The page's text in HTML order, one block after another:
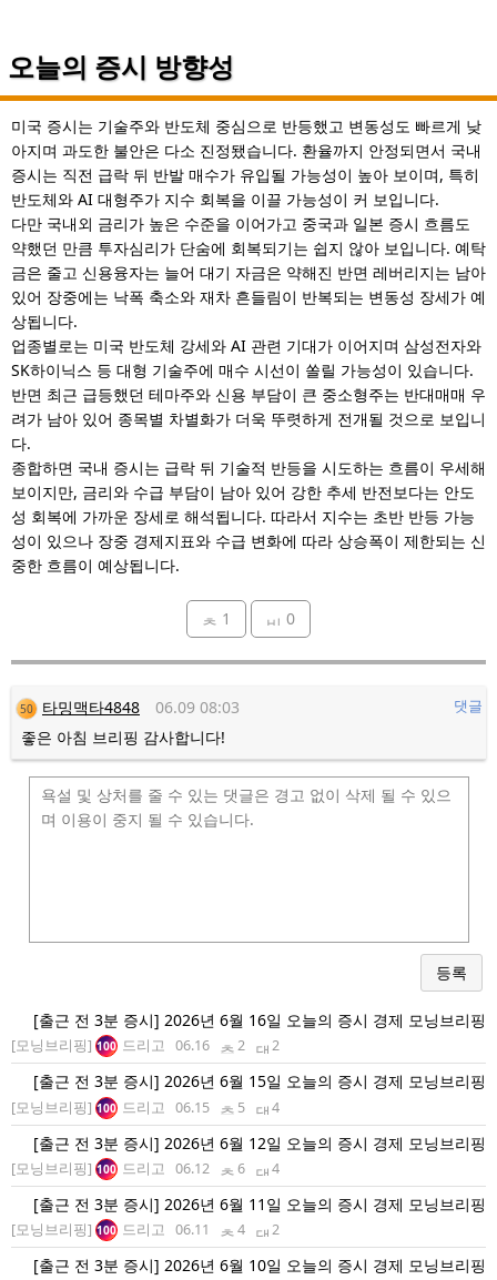
오늘의 증시 방향성
미국 증시는 기술주와 반도체 중심으로 반등했고 변동성도 빠르게 낮
아지며 과도한 불안은 다소 진정됐습니다. 환율까지 안정되면서 국내
증시는 직전 급락 뒤 반발 매수가 유입될 가능성이 높아 보이며, 특히
반도체와 AI 대형주가 지수 회복을 이끌 가능성이 커 보입니다.
다만 국내외 금리가 높은 수준을 이어가고 중국과 일본 증시 흐름도
약했던 만큼 투자심리가 단숨에 회복되기는 쉽지 않아 보입니다. 예탁
금은 줄고 신용융자는 늘어 대기 자금은 약해진 반면 레버리지는 남아
있어 장중에는 낙폭 축소와 재차 흔들림이 반복되는 변동성 장세가 예
상됩니다.
업종별로는 미국 반도체 강세와 AI 관련 기대가 이어지며 삼성전자와
SK하이닉스 등 대형 기술주에 매수 시선이 쏠릴 가능성이 있습니다.
반면 최근 급등했던 테마주와 신용 부담이 큰 중소형주는 반대매매 우
려가 남아 있어 종목별 차별화가 더욱 뚜렷하게 전개될 것으로 보입니
다.
종합하면 국내 증시는 급락 뒤 기술적 반등을 시도하는 흐름이 우세해
보이지만, 금리와 수급 부담이 남아 있어 강한 추세 반전보다는 안도
성 회복에 가까운 장세로 해석됩니다. 따라서 지수는 초반 반등 가능
성이 있으나 장중 경제지표와 수급 변화에 따라 상승폭이 제한되는 신
중한 흐름이 예상됩니다.
1 0
50 타밍맥타4848 06.09 08:03 댓글
좋은 아침 브리핑 감사합니다!
등록
[출근 전 3분 증시] 2026년 6월 16일 오늘의 증시 경제 모닝브리핑
[모닝브리핑] 100 드리고 06.16 2 2
[출근 전 3분 증시] 2026년 6월 15일 오늘의 증시 경제 모닝브리핑
[모닝브리핑] 100 드리고 06.15 5 4
[출근 전 3분 증시] 2026년 6월 12일 오늘의 증시 경제 모닝브리핑
[모닝브리핑] 100 드리고 06.12 6 4
[출근 전 3분 증시] 2026년 6월 11일 오늘의 증시 경제 모닝브리핑
[모닝브리핑] 100 드리고 06.11 4 2
[출근 전 3분 증시] 2026년 6월 10일 오늘의 증시 경제 모닝브리핑